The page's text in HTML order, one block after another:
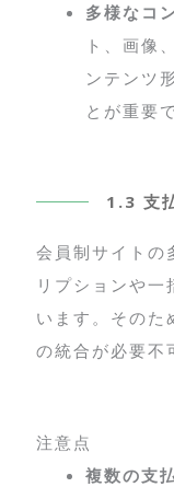
多様なコ
ト、画像
ンテンツ
とが重要
1.3 支
会員制サイトの
リプションや一
います。そのた
の統合が必要不
注意点
複数の支